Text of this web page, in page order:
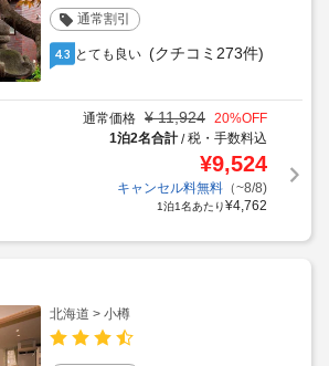
通常割引
4.3 とても良い (クチコミ273件)
通常価格 ¥ 11,924 20%OFF
1泊2名合計/税・手数料込
¥9,524
キャンセル料無料（~8/8)
1泊1名あたり¥4,762
北海道 > 小樽